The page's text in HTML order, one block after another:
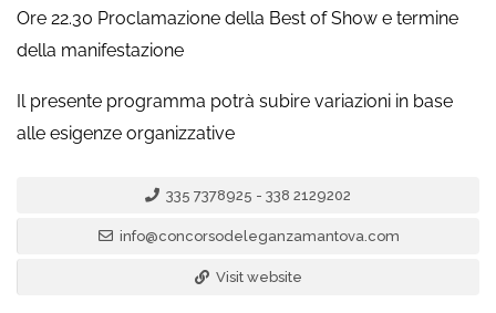
Ore 22.30 Proclamazione della Best of Show e termine
della manifestazione
Il presente programma potrà subire variazioni in base
alle esigenze organizzative
335 7378925 - 338 2129202
info@concorsodeleganzamantova.com
Visit website